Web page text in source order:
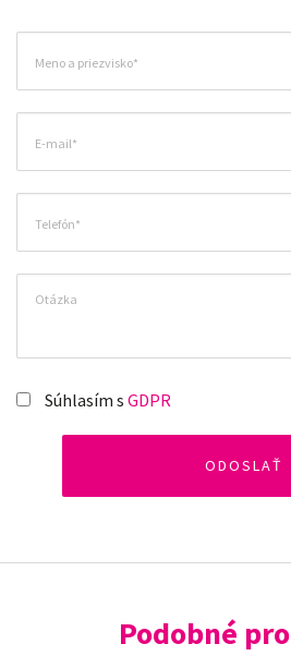
Súhlasím s GDPR
Podobné